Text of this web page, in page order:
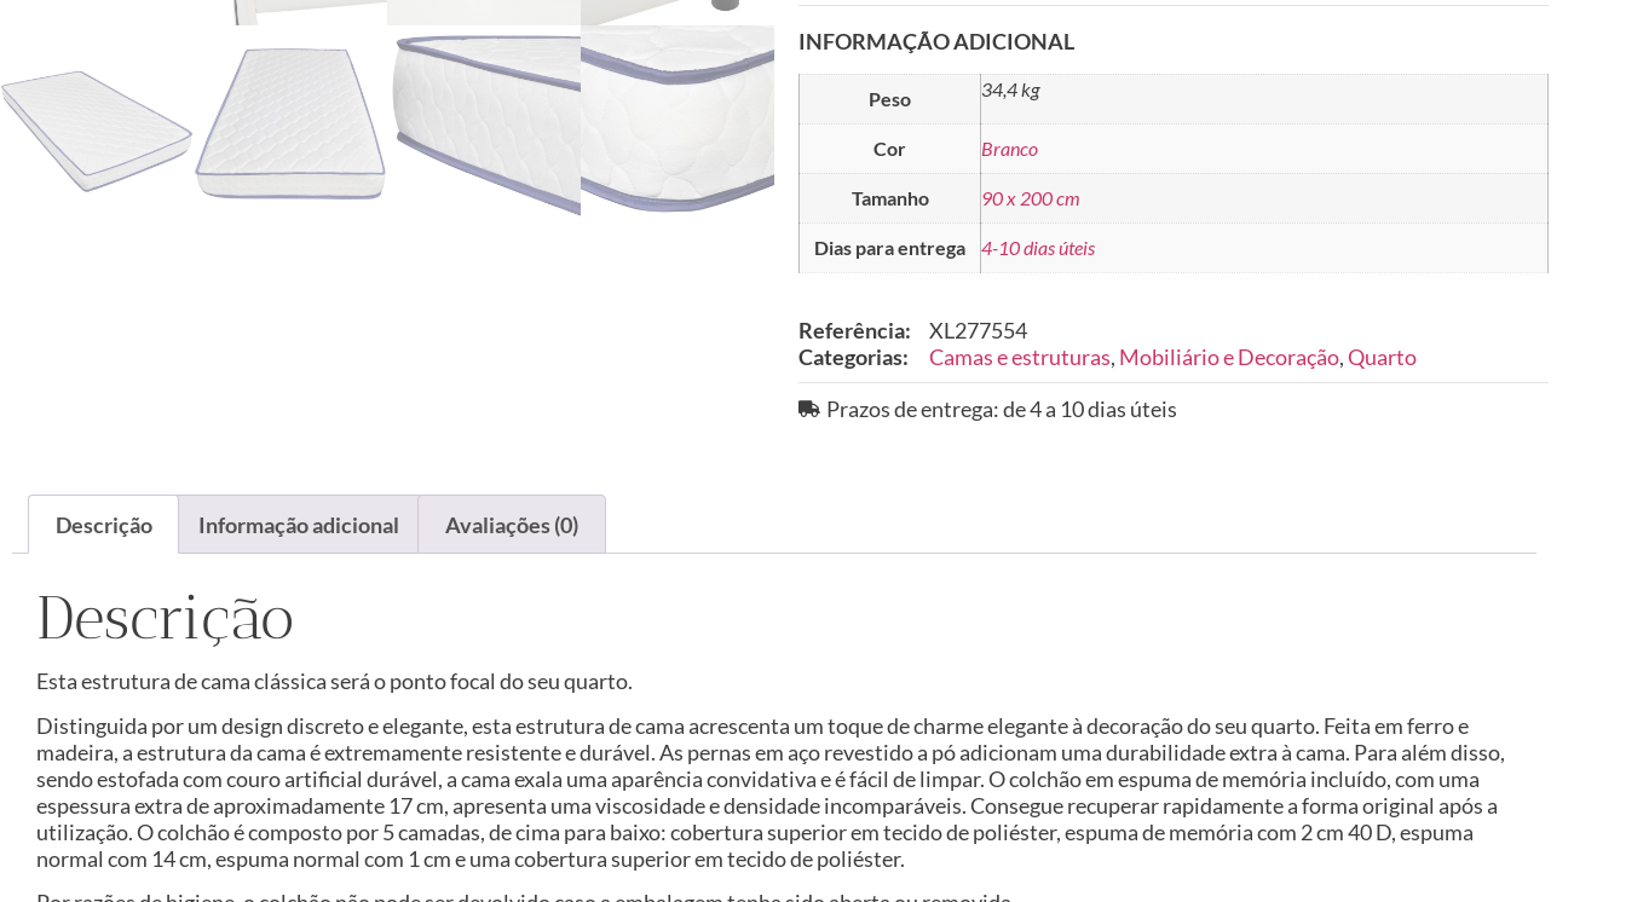
INFORMAÇÃO ADICIONAL
Peso 34,4 kg
Cor Branco
Tamanho 90 x 200 cm
Dias para entrega 4-10 dias úteis
Referência:
XL277554
Categorias:
Camas e estruturas, Mobiliário e Decoração,Quarto
Prazos de entrega: de 4 a 10 dias úteis
Descrição Informação adicional Avaliações (0)
Descrição
Esta estrutura de cama clássica será o ponto focal do seu quarto.
Distinguida por um design discreto e elegante, esta estrutura de cama acrescenta um toque de charme elegante à decoração do seu quarto. Feita em ferro e
madeira, a estrutura da cama é extremamente resistente e durável. As pernas em aço revestido a pó adicionam uma durabilidade extra à cama. Para além disso,
sendo estofada com couro artificial durável, a cama exala uma aparência convidativa e é fácil de limpar. O colchão em espuma de memória incluído, com uma
espessura extra de aproximadamente 17 cm, apresenta uma viscosidade e densidade incomparáveis. Consegue recuperar rapidamente a forma original após a
utilização. O colchão é composto por 5 camadas, de cima para baixo: cobertura superior em tecido de poliéster, espuma de memória com 2 cm 40 D, espuma
normal com 14 cm, espuma normal com 1 cm e uma cobertura superior em tecido de poliéster.